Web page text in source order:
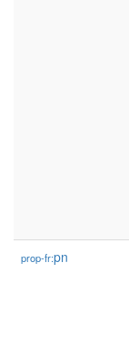
prop-fr:pn